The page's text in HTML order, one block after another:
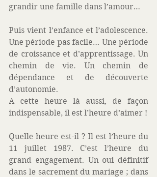
grandir une famille dans l’amour…
Puis vient l’enfance et l’adolescence.
Une période pas facile… Une période
de croissance et d’apprentissage. Un
chemin de vie. Un chemin de
dépendance et de découverte
d’autonomie.
A cette heure là aussi, de façon
indispensable, il est l’heure d’aimer !
Quelle heure est-il ? Il est l’heure du
11 juillet 1987. C’est l’heure du
grand engagement. Un oui définitif
dans le sacrement du mariage ; dans